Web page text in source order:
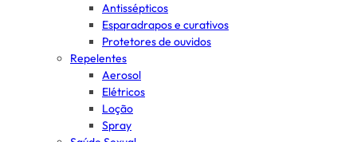
Antissépticos
Esparadrapos e curativos
Protetores de ouvidos
Repelentes
Aerosol
Elétricos
Loção
Spray